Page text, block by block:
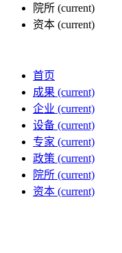
院所 (current)
资本 (current)
首页
成果 (current)
企业 (current)
设备 (current)
专家 (current)
政策 (current)
院所 (current)
资本 (current)